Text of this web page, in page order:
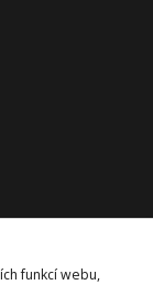
funkcí webu,